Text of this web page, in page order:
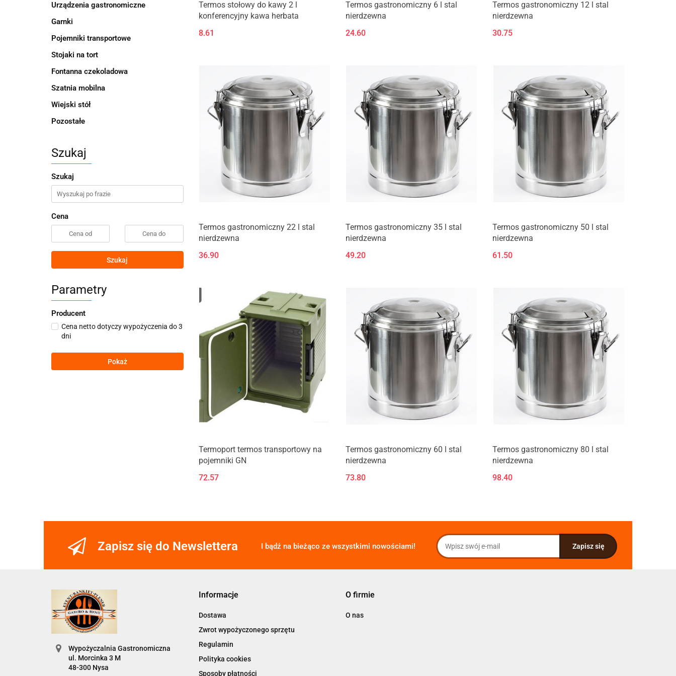
Urządzenia gastronomiczne
Garnki
Pojemniki transportowe
Stojaki na tort
Fontanna czekoladowa
Szatnia mobilna
Wiejski stół
Pozostałe
Szukaj
Szukaj
Cena
Szukaj
Parametry
Producent
Cena netto dotyczy wypożyczenia do 3
dni
Pokaż
Termos stołowy do kawy 2 l
konferencyjny kawa herbata
8.61
Termos gastronomiczny 6 l stal
nierdzewna
24.60
Termos gastronomiczny 12 l stal
nierdzewna
30.75
Termos gastronomiczny 22 l stal
nierdzewna
36.90
Termos gastronomiczny 35 l stal
nierdzewna
49.20
Termos gastronomiczny 50 l stal
nierdzewna
61.50
Termoport termos transportowy na
pojemniki GN
72.57
Termos gastronomiczny 60 l stal
nierdzewna
73.80
Termos gastronomiczny 80 l stal
nierdzewna
98.40
Zapisz się do Newslettera I bądź na bieżąco ze wszystkimi nowościami!
Wypożyczalnia Gastronomiczna
ul. Morcinka 3 M
48-300 Nysa
Informacje
Dostawa
Zwrot wypożyczonego sprzętu
Regulamin
Polityka cookies
Sposoby płatności
O firmie
O nas